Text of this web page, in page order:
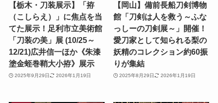
【栃木・刀装展示】「拵
（こしらえ）」に焦点を当
てた展示！足利市立美術館
「刀装の美」展 (10/25～
12/21)広井信一ほか《朱漆
塗金蛭巻鞘大小拵》展示
2025年9月29日 2026年1月19日
【岡山】備前長船刀剣博物
館「刀剣は人を救う～ふな
っしーの刀剣展～」開催！
愛刀家として知られる梨の
妖精のコレクション約60振
りが集結
2025年8月29日 2026年1月19日